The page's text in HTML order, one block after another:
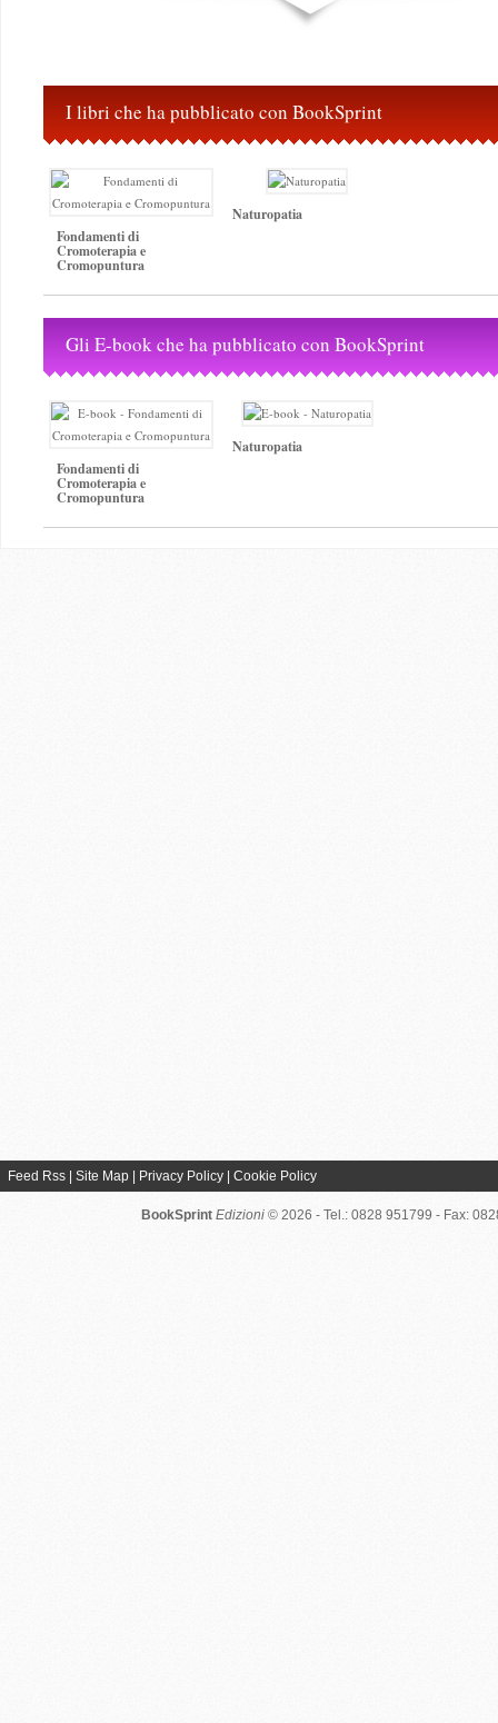
I libri che ha pubblicato con BookSprint
Fondamenti di
Cromoterapia e
Cromopuntura
Naturopatia
Gli E-book che ha pubblicato con BookSprint
Fondamenti di
Cromoterapia e
Cromopuntura
Naturopatia
Feed Rss Site Map Privacy Policy Cookie Policy
BookSprint Edizioni © 2026 - Tel.: 0828 951799 - Fax: